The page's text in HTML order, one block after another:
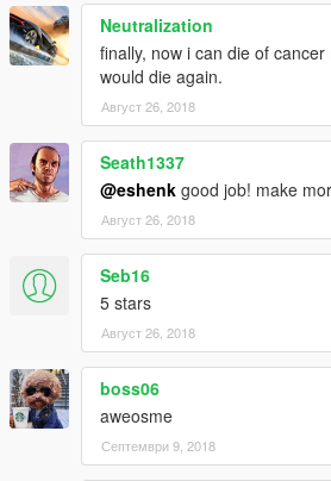
Neutralization
finally, now i can die of
would die again.
Август 26, 2018
Seath1337
@eshenk good job! make
Август 26, 2018
Seb16
5 stars
Август 26, 2018
boss06
aweosme
Септември 9, 2018